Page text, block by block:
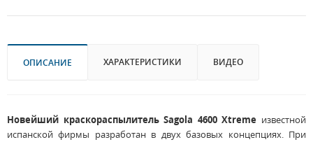
ОПИСАНИЕ ХАРАКТЕРИСТИКИ ВИДЕО
Новейший краскораспылитель Sagola 4600 Xtreme известной
испанской фирмы разработан в двух базовых концепциях. При